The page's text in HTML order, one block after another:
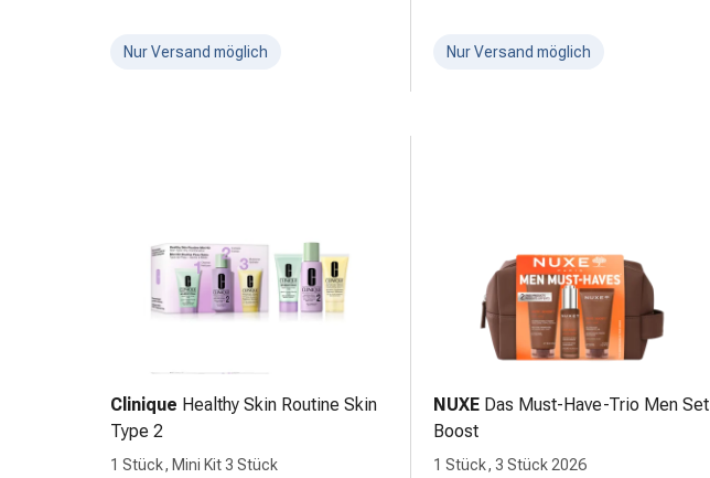
Blasenbeschwerden
Muskel-
Gelenkschmerzen
Wärmetherapie
Stress
Schlaf
Nur Versand möglich Nur Versand möglich
Clinique Healthy Skin Routine Skin
Type 2
1 Stück, Mini Kit 3 Stück
NUXE Das Must-Have-Trio Men Set
Boost
1 Stück, 3 Stück 2026